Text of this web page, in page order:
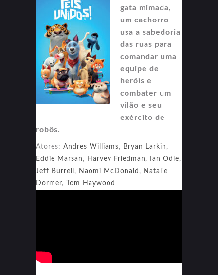
gata mimada,
um cachorro
usa a sabedoria
das ruas para
comandar uma
equipe de
heróis e
combater um
vilão e seu
exército de
robôs.
Atores: Andres Williams, Bryan Larkin ,
Eddie Marsan , Harvey Friedman , Ian Odle,
Jeff Burrell , Naomi McDonald , Natalie
Dormer, Tom Haywood